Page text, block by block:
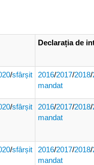
Declarația de
/sfârșit
2016/2017/2018/
mandat
/sfârșit
2016/2017/2018/
mandat
/sfârșit
2016/2017/2018/
mandat